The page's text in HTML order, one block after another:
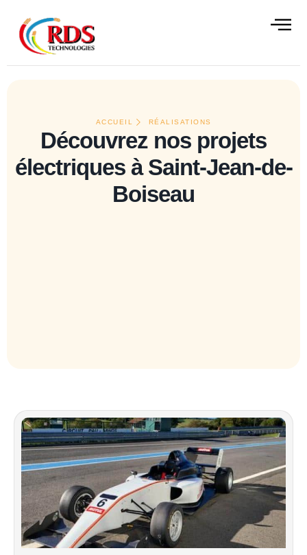
principal
ACCUEIL RÉALISATIONS
Découvrez nos projets
électriques à Saint-Jean-de-
Boiseau